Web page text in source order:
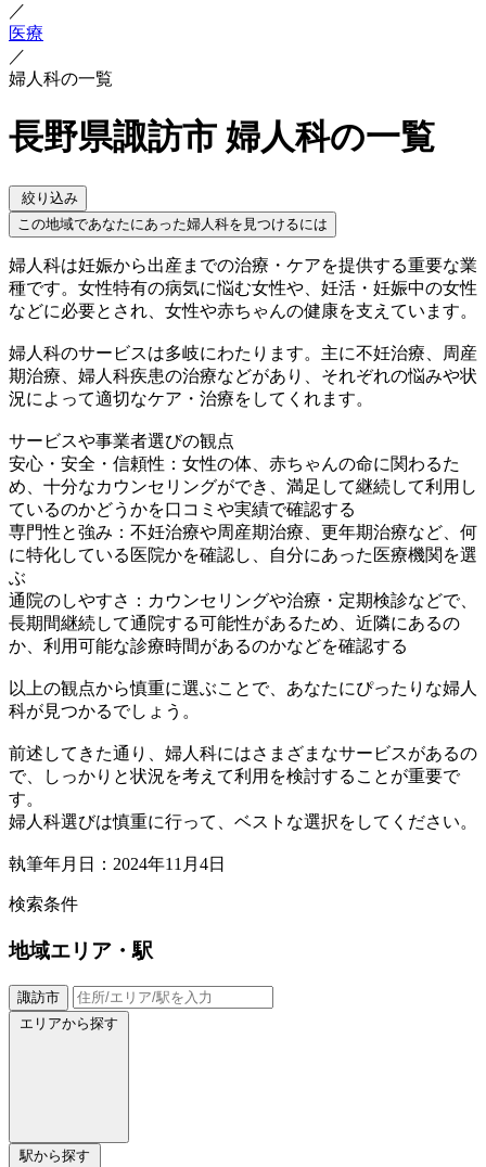
／
医療
／
婦人科の一覧
長野県諏訪市 婦人科の一覧
絞り込み
この地域であなたにあった婦人科を見つけるには
婦人科は妊娠から出産までの治療・ケアを提供する重要な業
種です。女性特有の病気に悩む女性や、妊活・妊娠中の女性
などに必要とされ、女性や赤ちゃんの健康を支えています。
婦人科のサービスは多岐にわたります。主に不妊治療、周産
期治療、婦人科疾患の治療などがあり、それぞれの悩みや状
況によって適切なケア・治療をしてくれます。
サービスや事業者選びの観点
安心・安全・信頼性：女性の体、赤ちゃんの命に関わるた
め、十分なカウンセリングができ、満足して継続して利用し
ているのかどうかを口コミや実績で確認する
専門性と強み：不妊治療や周産期治療、更年期治療など、何
に特化している医院かを確認し、自分にあった医療機関を選
ぶ
通院のしやすさ：カウンセリングや治療・定期検診などで、
長期間継続して通院する可能性があるため、近隣にあるの
か、利用可能な診療時間があるのかなどを確認する
以上の観点から慎重に選ぶことで、あなたにぴったりな婦人
科が見つかるでしょう。
前述してきた通り、婦人科にはさまざまなサービスがあるの
で、しっかりと状況を考えて利用を検討することが重要で
す。
婦人科選びは慎重に行って、ベストな選択をしてください。
執筆年月日：2024年11月4日
検索条件
地域エリア・駅
諏訪市
エリアから探す
駅から探す